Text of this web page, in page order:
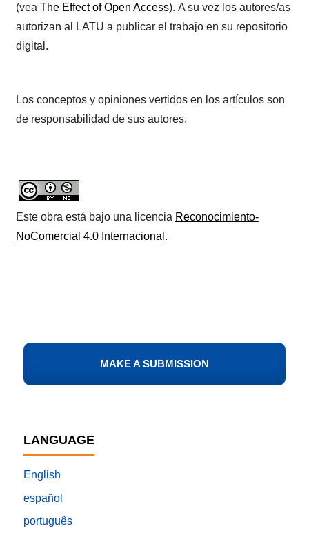
(vea The Effect of Open Access). A su vez los autores/as
autorizan al LATU a publicar el trabajo en su repositorio
digital.
Los conceptos y opiniones vertidos en los artículos son
de responsabilidad de sus autores.
Este obra está bajo una licencia Reconocimiento-
NoComercial 4.0 Internacional .
LANGUAGE
English
español
português
MAKE A SUBMISSION